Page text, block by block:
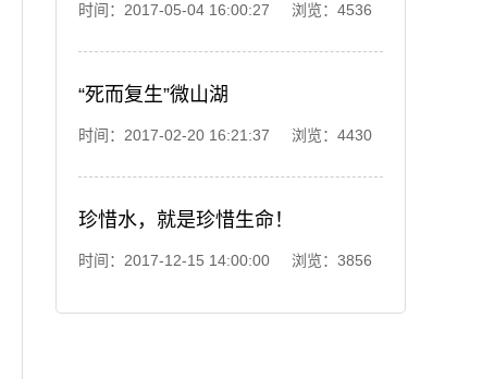
时间：2017-05-04 16:00:27 浏览：4536
“死而复生”微山湖
时间：2017-02-20 16:21:37 浏览：4430
珍惜水，就是珍惜生命！
时间：2017-12-15 14:00:00 浏览：3856